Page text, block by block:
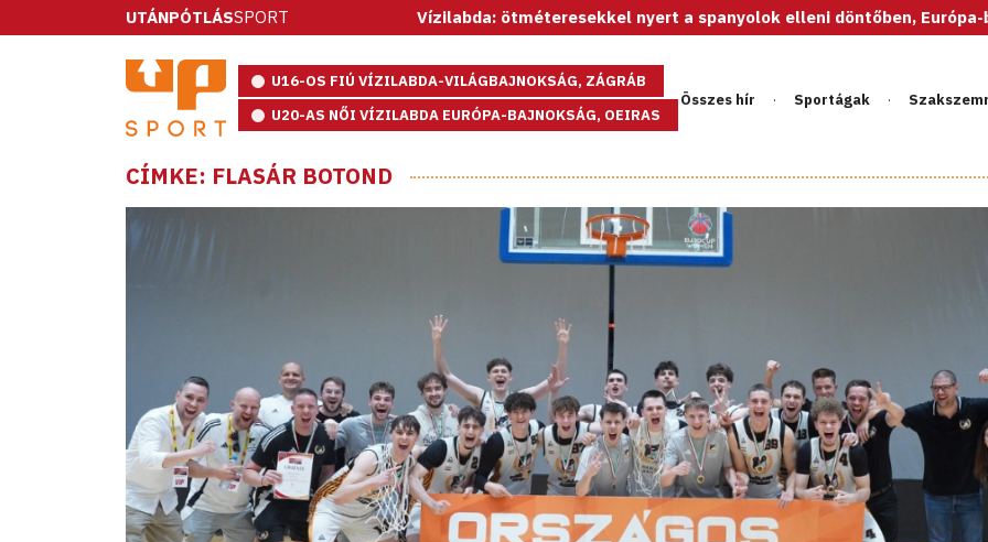
UTÁNPÓTLÁSSPORTVízilabda: ötméteresekkel nyert a spanyolok elleni döntőben, Európa-bajnok az U20-
U16-OS FIÚ VÍZILABDA-VILÁGBAJNOKSÁG, ZÁGRÁB
U20-AS NŐI VÍZILABDA EURÓPA-BAJNOKSÁG, OEIRAS
Összes hír Sportágak
CÍMKE: FLASÁR BOTOND